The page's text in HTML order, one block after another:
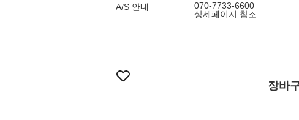
A/S 안내
070-7733-6600
상세페이지 참조
장바